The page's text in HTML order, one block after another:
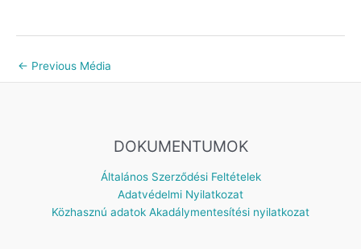
← Previous Média
DOKUMENTUMOK
Általános Szerződési Feltételek
Adatvédelmi Nyilatkozat
Közhasznú adatok Akadálymentesítési nyilatkozat